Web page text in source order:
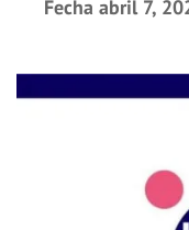
Fecha abril 7,